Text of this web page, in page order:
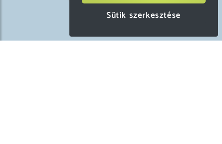
Sütik szerkesztése